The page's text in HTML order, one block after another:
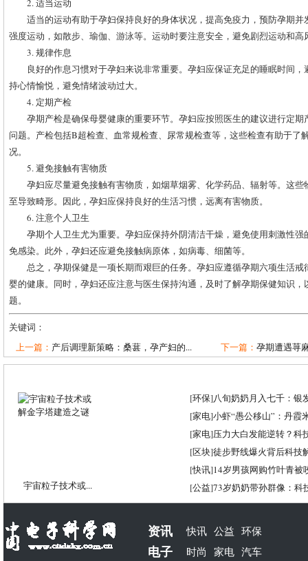
2. 适当运动
适当的运动有助于孕妇保持良好的身体状况，提高免疫力，预防孕期
强度运动，如散步、瑜伽、游泳等。运动时要注意安全，避免剧烈运动和高
3. 规律作息
良好的作息习惯对于孕妇来说非常重要。孕妇应保证充足的睡眠时间
持心情愉悦，避免情绪波动过大。
4. 定期产检
孕期产检是确保母婴健康的重要环节。孕妇应按照医生的建议进行定
问题。产检包括B超检查、血常规检查、尿常规检查等，这些检查有助于了
况。
5. 避免接触有害物质
孕妇应尽量避免接触有害物质，如烟草烟雾、化学药品、辐射等。这
至导致畸形。因此，孕妇应保持良好的生活习惯，远离有害物质。
6. 注意个人卫生
孕期个人卫生尤为重要。孕妇应保持外阴清洁干燥，避免使用刺激性
免感染。此外，孕妇还应避免接触病原体，如病毒、细菌等。
总之，孕期保健是一项长期而艰巨的任务。孕妇应遵循孕期六项生活
婴的健康。同时，孕妇还应注意与医生保持沟通，及时了解孕期保健知识
题。
关键词：
上一篇： 产后调理新策略：桑葚，孕产妇的... 下一篇： 孕期遭遇荨
宇宙粒子技术或...
[环保]八旬奶奶月入七千：银
[家电]小虾“愚公移山”：丹霞
[家电]压力大白发能逆转？科
[区块]徒步野线爆火背后科技
[快讯]14岁男孩网购竹叶青被
[公益]73岁奶奶带孙群像：科
资讯 快讯 公益 环保
电子 时尚 家电 汽车